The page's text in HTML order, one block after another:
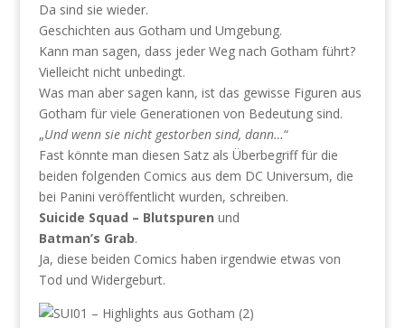
Da sind sie wieder.
Geschichten aus Gotham und Umgebung.
Kann man sagen, dass jeder Weg nach Gotham führt?
Vielleicht nicht unbedingt.
Was man aber sagen kann, ist das gewisse Figuren aus
Gotham für viele Generationen von Bedeutung sind.
„Und wenn sie nicht gestorben sind, dann…“
Fast könnte man diesen Satz als Überbegriff für die
beiden folgenden Comics aus dem DC Universum, die
bei Panini veröffentlicht wurden, schreiben.
Suicide Squad – Blutspuren und
Batman’s Grab.
Ja, diese beiden Comics haben irgendwie etwas von
Tod und Widergeburt.